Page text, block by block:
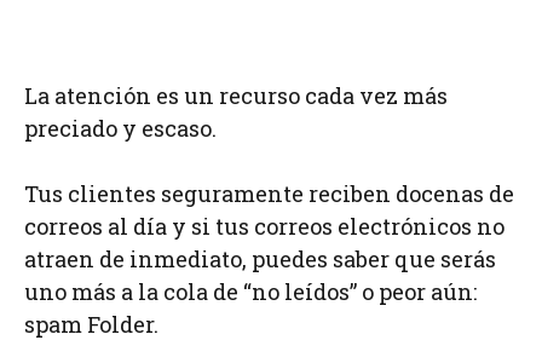
La atención es un recurso cada vez más
preciado y escaso.
Tus clientes seguramente reciben docenas de
correos al día y si tus correos electrónicos no
atraen de inmediato, puedes saber que serás
uno más a la cola de “no leídos” o peor aún:
spam Folder.